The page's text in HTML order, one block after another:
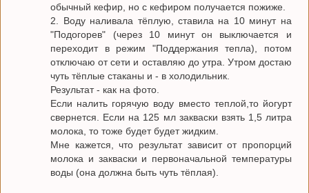
обычный кефир, но с кефиром получается пожиже.
2. Воду наливала тёплую, ставила на 10 минут на
"Подогорев" (через 10 минут он выключается и
переходит в режим "Поддержания тепла), потом
отключаю от сети и оставляю до утра. Утром достаю
чуть тёплые стаканы и - в холодильник.
Результат - как на фото.
Если налить горячую воду вместо теплой,то йогурт
свернется. Если на 125 мл закваски взять 1,5 литра
молока, то тоже будет будет жидким.
Мне кажется, что результат зависит от пропорций
молока и закваски и первоначальной температуры
воды (она должна быть чуть тёплая).